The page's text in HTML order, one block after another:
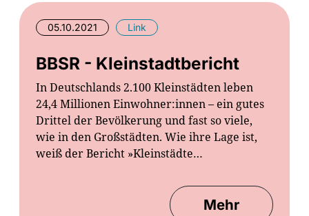
05.10.2021 Link
BBSR - Kleinstadtbericht
In Deutschlands 2.100 Kleinstädten leben
24,4 Millionen Einwohner:innen – ein gutes
Drittel der Bevölkerung und fast so viele,
wie in den Großstädten. Wie ihre Lage ist,
weiß der Bericht »Kleinstädte…
Mehr